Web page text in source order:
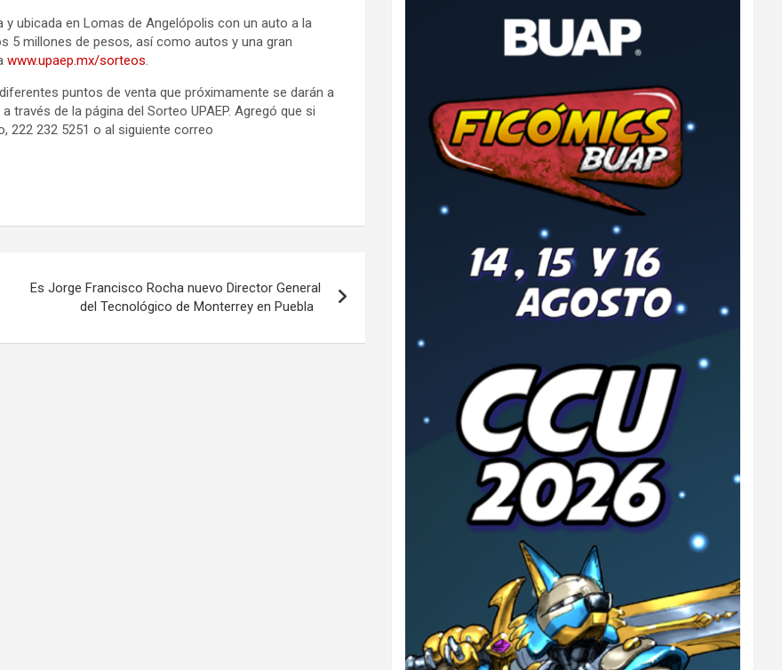
ubicada en Lomas de Angelópolis con un auto a la
5 millones de pesos, así como autos y una gran
www.upaep.mx/sorteos.
puntos de venta que próximamente se darán a
de la página del Sorteo UPAEP. Agregó que si
222 232 5251 o al siguiente correo
Es Jorge Francisco Rocha nuevo Director General
del Tecnológico de Monterrey en Puebla